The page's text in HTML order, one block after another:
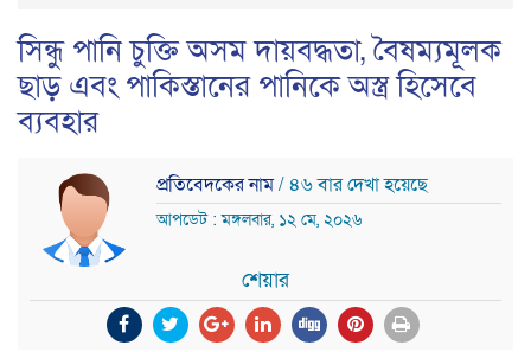
সিন্ধু পানি চুক্তি অসম দায়বদ্ধতা, বৈষম্যমূলক
ছাড় এবং পাকিস্তানের পানিকে অস্ত্র হিসেবে
ব্যবহার
প্রতিবেদকের নাম/ ৪৬ বার দেখা হয়েছে
আপডেট : মঙ্গলবার, ১২ মে, ২০২৬
শেয়ার